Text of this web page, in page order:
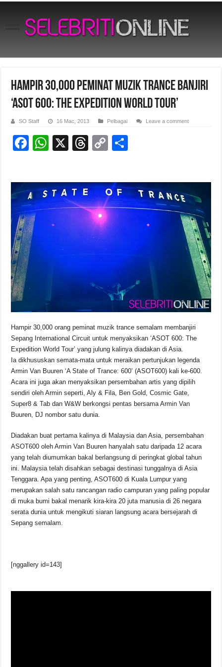
Hampir 30,000 Peminat Muzik Trance Banjiri
‘ASOT 600: The Expedition World Tour’
SO Staff 16 Mac, 2013 Pelbagai Leave a comment
F
e
b
o
o
k
W
s
A
p
X
T
a
d
s
C
y
Li
n
k
e
Hampir 30,000 orang peminat muzik trance semalam membanjiri
Sepang International Circuit untuk menyaksikan ‘ASOT 600: The
Expedition World Tour’ yang julung kalinya diadakan di Asia.
Ia dikhususkan semata-mata untuk meraikan pertunjukan legenda
Armin Van Buuren ‘A State of Trance: 600’ (ASOT600) kali ke-600.
Acara ini juga akan menyaksikan persembahan artis yang dipilih
sendiri oleh Armin seperti, Aly & Fila, Ben Gold, Cosmic Gate,
Super8 & Tab dan W&W berkongsi pentas bersama Armin Van
Buuren, DJ nombor satu dunia.
Diadakan buat pertama kalinya di Malaysia dan Asia, persembahan
ASOT600 oleh Armin Van Buuren hanyalah satu daripada 12 acara
yang telah diumumkan bakal berlangsung di peringkat global tahun
ini. Malaysia telah disahkan sebagai destinasi tunggalnya di Asia
Tenggara. Apa yang penting, ASOT600 di Kuala Lumpur yang
merupakan salah satu rancangan radio campuran yang paling popular
di muka bumi bakal menarik kira-kira 20 juta manusia di 26 negara
serata dunia untuk mengikuti siaran langsung acara bersejarah di
Sepang semalam.
[nggallery id=143]